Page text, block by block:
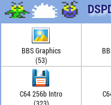
BBS Graphics
(53)
C64 256b Intro